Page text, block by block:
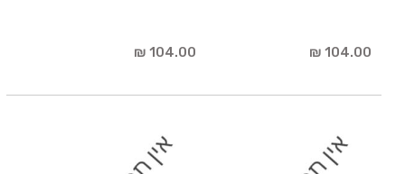
104.00 ₪
104.00 ₪